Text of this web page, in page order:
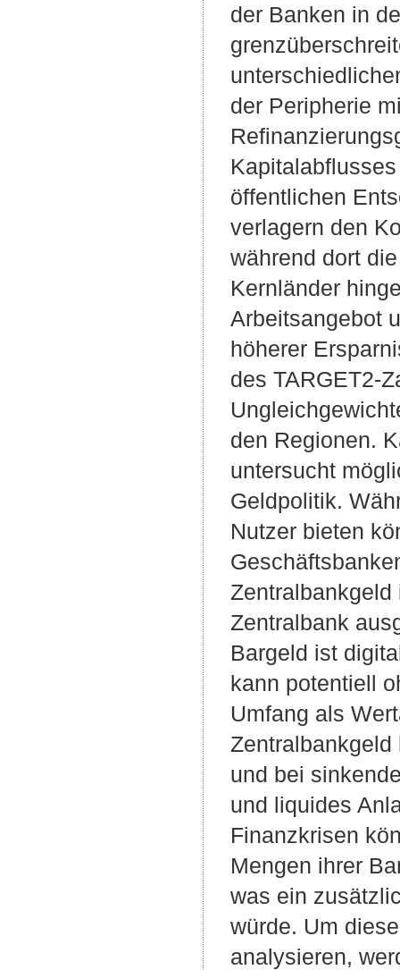
der Banken in
der Peripherie
öffentlichen
verlagern den
während dort
Kernländer
Arbeitsangebot
höherer
des TARGET2-
den Regionen.
untersucht
Geldpolitik.
Nutzer bieten
Zentralbank
Bargeld ist
kann potentiell
Umfang als
und bei
und liquides
Finanzkrisen
Mengen ihrer
was ein
würde. Um
analysieren,